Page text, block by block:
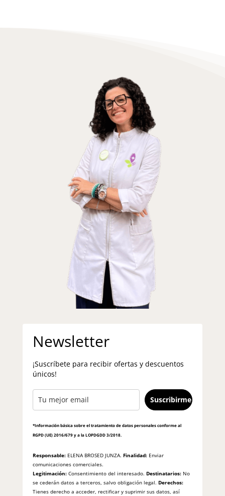
Newsletter
¡Suscríbete para recibir ofertas y descuentos
únicos!
Suscribirme
*Información básica sobre el tratamiento de datos personales conforme al
RGPD (UE) 2016/679 y a la LOPDGDD 3/2018.
Responsable: ELENA BROSED JUNZA. Finalidad:Enviar
comunicaciones comerciales.
Legitimación:Consentimiento del interesado. Destinatarios: No
se cederán datos a terceros, salvo obligación legal. Derechos:
Tienes derecho a acceder, rectificar y suprimir sus datos, así